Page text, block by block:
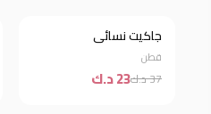
جاكيت نسائي
قطن
37 د.ك 23 د.ك